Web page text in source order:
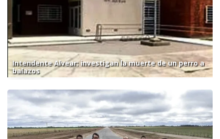
Intendente Alvear: investigan la muerte de un perro a
balazos